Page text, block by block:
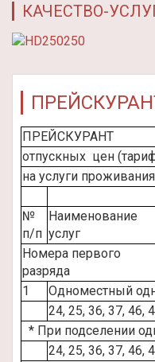
КАЧЕСТВО-
ПРЕЙСКУРАНТ
отпускных цен
на услуги
№
п/п
Наименование
услуг
Номера первого
разряда
1
Одноместный
24, 25, 36, 37, 46,
* При подселении
24, 25, 36, 37, 46,